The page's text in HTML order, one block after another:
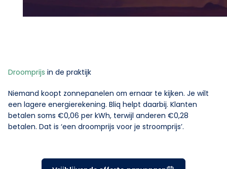
Droomprijs in de praktijk
Niemand koopt zonnepanelen om ernaar te kijken. Je wilt
een lagere energierekening. Bliq helpt daarbij. Klanten
betalen soms €0,06 per kWh, terwijl anderen €0,28
betalen. Dat is ‘een droomprijs voor je stroomprijs’.